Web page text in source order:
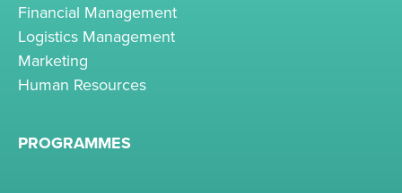
Financial Management
Logistics Management
Marketing
Human Resources
PROGRAMMES